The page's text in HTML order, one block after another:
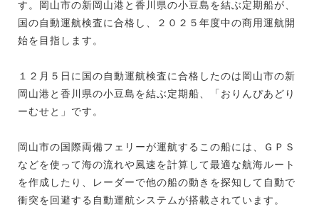
す。岡山市の新岡山港と香川県の小豆島を結ぶ定期船が、
国の自動運航検査に合格し、２０２５年度中の商用運航開
始を目指します。
１２月５日に国の自動運航検査に合格したのは岡山市の新
岡山港と香川県の小豆島を結ぶ定期船、「おりんぴあどり
ーむせと」です。
岡山市の国際両備フェリーが運航するこの船には、ＧＰＳ
などを使って海の流れや風速を計算して最適な航海ルート
を作成したり、レーダーで他の船の動きを探知して自動で
衝突を回避する自動運航システムが搭載されています。